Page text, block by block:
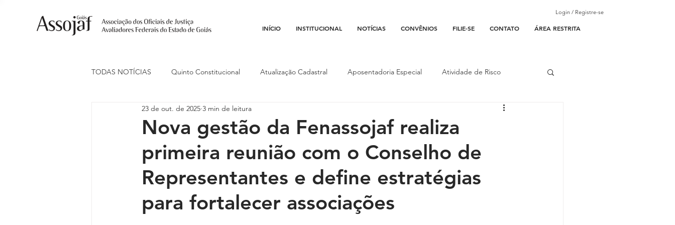
INÍCIO INSTITUCIONAL NOTÍCIAS CONVÊNIOS FILIE-SE CONTATO ÁREA RESTRITA
Login / Registre-se
TODAS NOTÍCIAS Quinto Constitucional Atualização Cadastral Aposentadoria Especial Atividade de Risco
Ações Judiciais Carreira Conojaf
Indenização de Transporte Isenção Fiscal Justiça do Trabalho Justiça Federal
Nova gestão da Fenassojaf realiza
primeira reunião com o Conselho de
Representantes e define estratégias
para fortalecer associações
23 de out. de 2025 3 min de leitura